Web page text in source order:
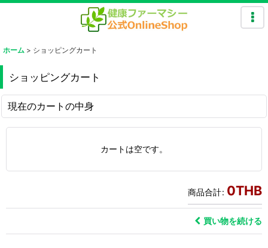
ホーム > ショッピングカート
ショッピングカート
現在のカートの中身
カートは空です。
商品合計: 0THB
買い物を続ける